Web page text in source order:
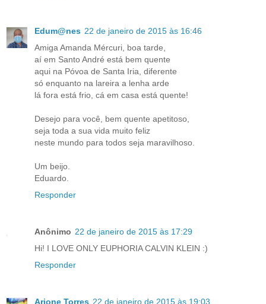
Edum@nes 22 de janeiro de 2015 às 16:46
Amiga Amanda Mércuri, boa tarde,
aí em Santo André está bem quente
aqui na Póvoa de Santa Iria, diferente
só enquanto na lareira a lenha arde
lá fora está frio, cá em casa está quente!
Desejo para você, bem quente apetitoso,
seja toda a sua vida muito feliz
neste mundo para todos seja maravilhoso.
Um beijo.
Eduardo.
Responder
Anônimo 22 de janeiro de 2015 às 17:29
Hi! I LOVE ONLY EUPHORIA CALVIN KLEIN :)
Responder
Arione Torres 22 de janeiro de 2015 às 19:03